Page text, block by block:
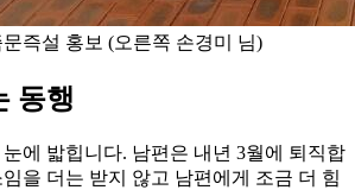
즉설 홍보 (오른쪽 손경미 님)
동행
에 밟힙니다. 남편은 내년 3월에 퇴직합
을 더는 받지 않고 남편에게 조금 더 힘